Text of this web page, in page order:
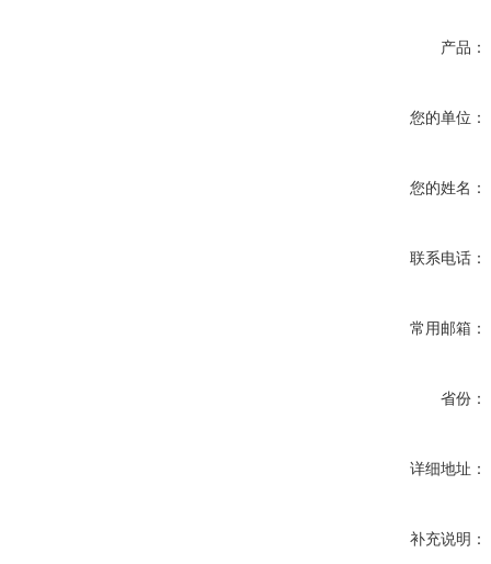
产品：
您的单位：
您的姓名：
联系电话：
常用邮箱：
省份：
详细地址：
补充说明：